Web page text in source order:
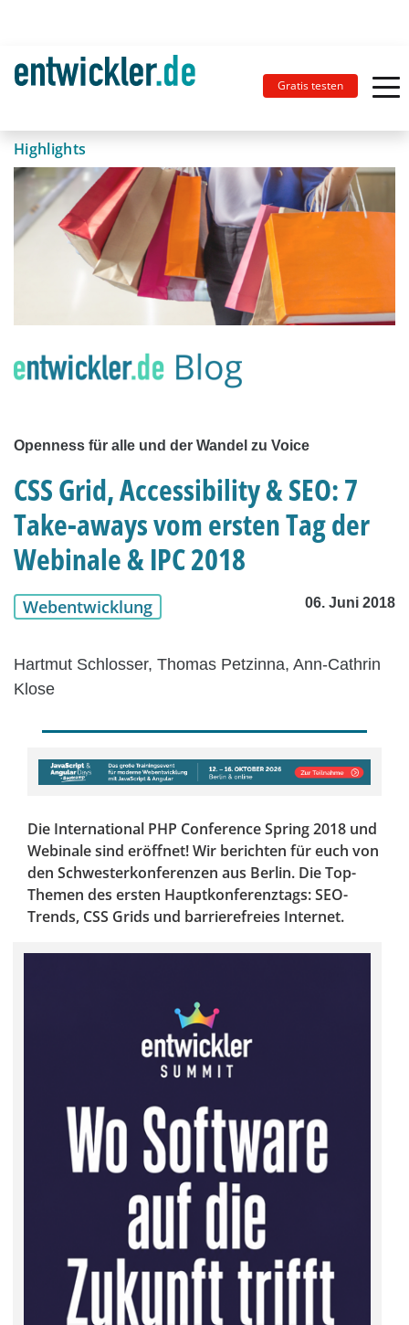
Gratis testen
Highlights
Openness für alle und der Wandel zu Voice
CSS Grid, Accessibility & SEO: 7
Take-aways vom ersten Tag der
Webinale & IPC 2018
Webentwicklung 06. Juni 2018
Hartmut Schlosser, Thomas Petzinna, Ann-Cathrin
Klose
Die International PHP Conference Spring 2018 und
Webinale sind eröffnet! Wir berichten für euch von
den Schwesterkonferenzen aus Berlin. Die Top-
Themen des ersten Hauptkonferenztags: SEO-
Trends, CSS Grids und barrierefreies Internet.